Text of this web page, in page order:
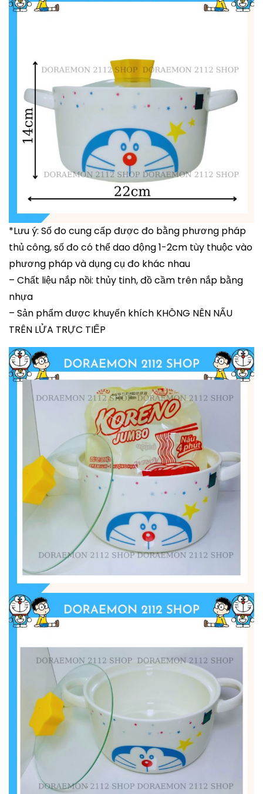
*Lưu ý: Số đo cung cấp được đo bằng phương pháp
thủ công, số đo có thể dao động 1-2cm tùy thuộc vào
phương pháp và dụng cụ đo khác nhau
– Chất liệu nắp nồi: thủy tinh, đồ cầm trên nắp bằng
nhựa
– Sản phẩm được khuyến khích KHÔNG NÊN NẤU
TRÊN LỬA TRỰC TIẾP